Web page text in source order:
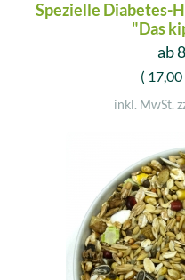
Spezielle Diabetes-
"Das
ab
(
inkl. MwSt.